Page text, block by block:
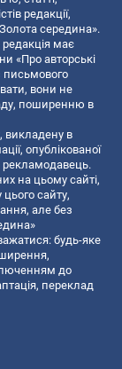
редакції,
середина».
редакція має
«Про авторські
письмового
вони не
поширенню в
викладену в
опублікованої
рекламодавець.
на цьому сайті,
сайту,
але без
будь-яке
до
переклад